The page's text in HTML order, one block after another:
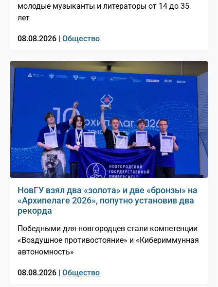
молодые музыканты и литераторы от 14 до 35
лет
08.08.2026 | Общество
НовГУ взял два «золота» и две «бронзы» на
«Архипелаге 2026», попутно установив два
рекорда
Победными для новгородцев стали компетенции
«Воздушное противостояние» и «Кибериммунная
автономность»
08.08.2026 | Общество